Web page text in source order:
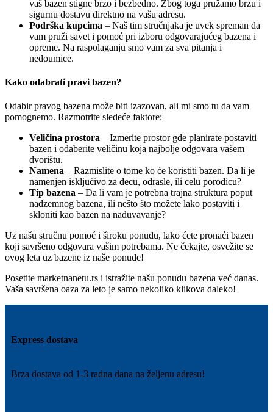
vaš bazen stigne brzo i bezbedno. Zbog toga pružamo brzu i
sigurnu dostavu direktno na vašu adresu.
Podrška kupcima – Naš tim stručnjaka je uvek spreman da
vam pruži savet i pomoć pri izboru odgovarajućeg bazena i
opreme. Na raspolaganju smo vam za sva pitanja i
nedoumice.
Kako odabrati pravi bazen?
Odabir pravog bazena može biti izazovan, ali mi smo tu da vam
pomognemo. Razmotrite sledeće faktore:
Veličina prostora – Izmerite prostor gde planirate postaviti
bazen i odaberite veličinu koja najbolje odgovara vašem
dvorištu.
Namena – Razmislite o tome ko će koristiti bazen. Da li je
namenjen isključivo za decu, odrasle, ili celu porodicu?
Tip bazena – Da li vam je potrebna trajna struktura poput
nadzemnog bazena, ili nešto što možete lako postaviti i
skloniti kao bazen na naduvavanje?
Uz našu stručnu pomoć i široku ponudu, lako ćete pronaći bazen
koji savršeno odgovara vašim potrebama. Ne čekajte, osvežite se
ovog leta uz bazene iz naše ponude!
Posetite marketnanetu.rs i istražite našu ponudu bazena već danas.
Vaša savršena oaza za leto je samo nekoliko klikova daleko!
Express dostava
Brza dostava od 1-3 radna dana na željenu adresu!